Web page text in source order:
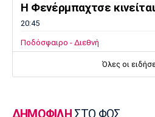
Η Φενέρμπαχτσε
20:45
Ποδόσφαιρο - Διεθνή
Νάϊμεγκεν: Εντός έδρας
Tελστάρ, πριν
Όλες οι